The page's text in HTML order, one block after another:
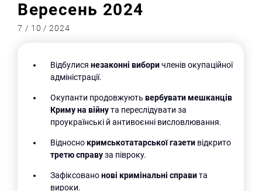
Вересень 2024
7 / 10 / 2024
Відбулисянезаконні виборичленів окупаційної
адміністрації.
Окупанти продовжуютьвербувати мешканців
Криму на війнута переслідувати за
проукраїнські й антивоєнні висловлювання.
Відноснокримськотатарської газети відкрито
третю справуза півроку.
Зафіксованонові кримінальні справита
вироки.